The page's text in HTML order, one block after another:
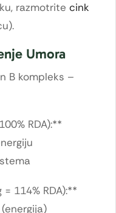
razmotrite cink
Umora
B kompleks –
RDA):**
114% RDA):**